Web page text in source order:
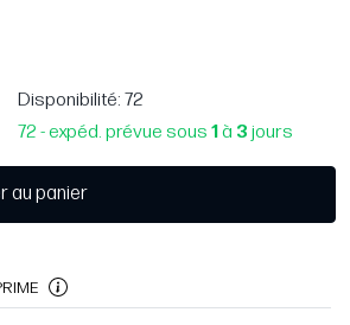
Disponibilité: 72
72 - expéd. prévue sous 1à 3 jours
au panier